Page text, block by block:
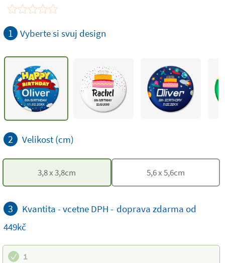
1 Vyberte si svuj design
2 Velikost (cm)
3,8x3,8cm 5,6x5,6cm
3 Kvantita - vcetne DPH - doprava zdarma od
449kč
1